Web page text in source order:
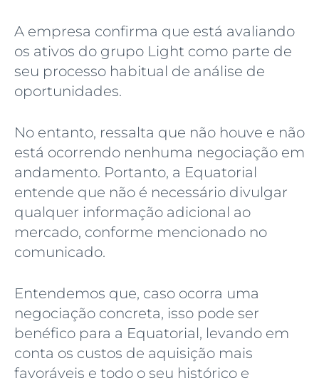
A empresa confirma que está avaliando
os ativos do grupo Light como parte de
seu processo habitual de análise de
oportunidades.
No entanto, ressalta que não houve e não
está ocorrendo nenhuma negociação em
andamento. Portanto, a Equatorial
entende que não é necessário divulgar
qualquer informação adicional ao
mercado, conforme mencionado no
comunicado.
Entendemos que, caso ocorra uma
negociação concreta, isso pode ser
benéfico para a Equatorial, levando em
conta os custos de aquisição mais
favoráveis e todo o seu histórico e